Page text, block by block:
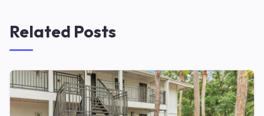
Related Posts